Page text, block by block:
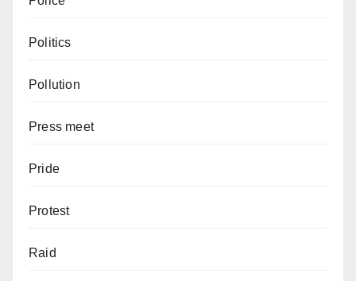
Politics
Pollution
Press meet
Pride
Protest
Raid